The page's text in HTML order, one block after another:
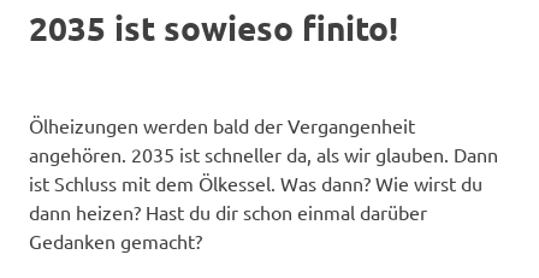
2035 ist sowieso finito!
Ölheizungen werden bald der Vergangenheit
angehören. 2035 ist schneller da, als wir glauben. Dann
ist Schluss mit dem Ölkessel. Was dann? Wie wirst du
dann heizen? Hast du dir schon einmal darüber
Gedanken gemacht?